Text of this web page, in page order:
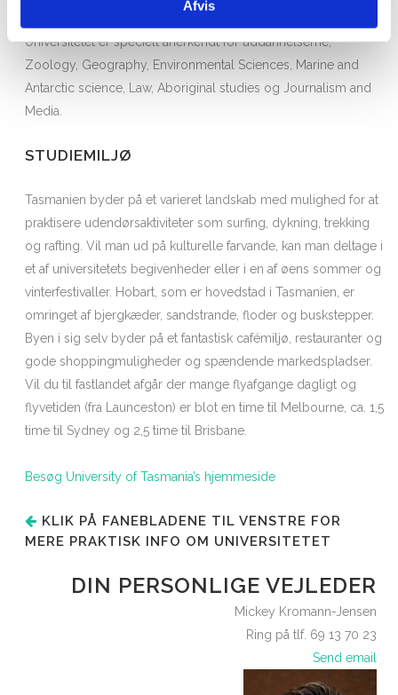
Afvis
Universitetet er specielt anerkendt for uddannelserne;
Zoology, Geography, Environmental Sciences, Marine and
Antarctic science, Law, Aboriginal studies og Journalism and
Media.
STUDIEMILJØ
Tasmanien byder på et varieret landskab med mulighed for at
praktisere udendørsaktiviteter som surfing, dykning, trekking
og rafting. Vil man ud på kulturelle farvande, kan man deltage i
et af universitetets begivenheder eller i en af øens sommer og
vinterfestivaller. Hobart, som er hovedstad i Tasmanien, er
omringet af bjergkæder, sandstrande, floder og buskstepper.
Byen i sig selv byder på et fantastisk cafémiljø, restauranter og
gode shoppingmuligheder og spændende markedspladser.
Vil du til fastlandet afgår der mange flyafgange dagligt og
flyvetiden (fra Launceston) er blot en time til Melbourne, ca. 1,5
time til Sydney og 2,5 time til Brisbane.
Besøg University of Tasmania’s hjemmeside
KLIK PÅ FANEBLADENE TIL VENSTRE FOR
MERE PRAKTISK INFO OM UNIVERSITETET
DIN PERSONLIGE VEJLEDER
Mickey Kromann-Jensen
Ring på tlf. 69 13 70 23
Send email